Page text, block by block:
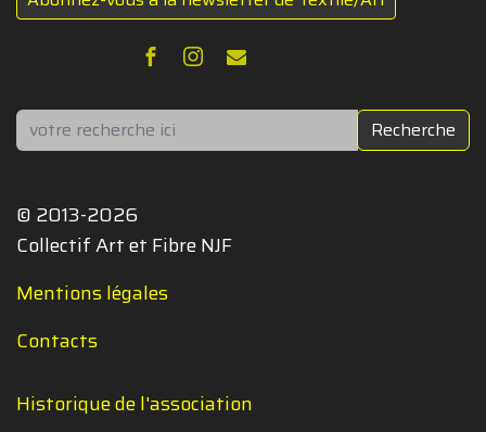
Rechercher Recherche
© 2013-2026
Collectif Art et Fibre NJF
Mentions légales
Contacts
Historique de l'association